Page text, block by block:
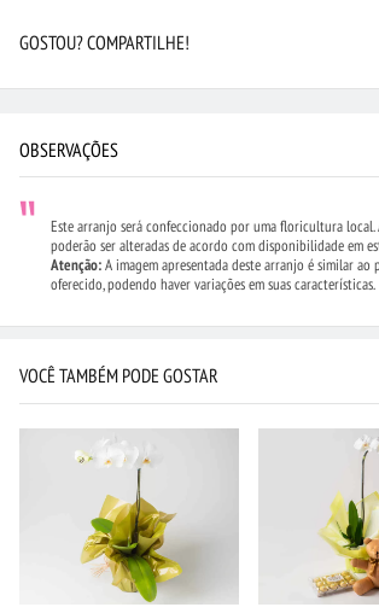
GOSTOU? COMPARTILHE!
OBSERVAÇÕES
Este arranjo será confeccionado por uma floricultura local.
poderão ser alteradas de acordo com disponibilidade em
Atenção:A imagem apresentada deste arranjo é similar ao
oferecido, podendo haver variações em suas características.
VOCÊ TAMBÉM PODE GOSTAR